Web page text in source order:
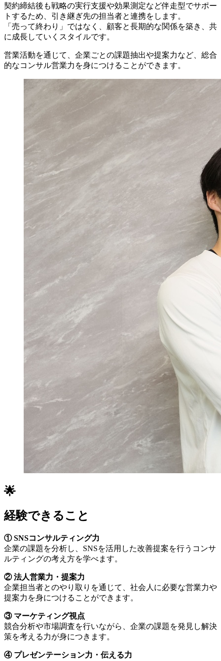
契約締結後も戦略の実行支援や効果測定など伴走型でサポー
トするため、引き継ぎ先の担当者と連携をします。
「売って終わり」ではなく、顧客と長期的な関係を築き、共
に成長していくスタイルです。
営業活動を通じて、企業ごとの課題抽出や提案力など、総合
的なコンサル営業力を身につけることができます。
🌟
経験できること
① SNSコンサルティング力
企業の課題を分析し、SNSを活用した改善提案を行うコンサ
ルティングの考え方を学べます。
② 法人営業力・提案力
企業担当者とのやり取りを通じて、社会人に必要な営業力や
提案力を身につけることができます。
③ マーケティング視点
競合分析や市場調査を行いながら、企業の課題を発見し解決
策を考える力が身につきます。
④ プレゼンテーション力・伝える力